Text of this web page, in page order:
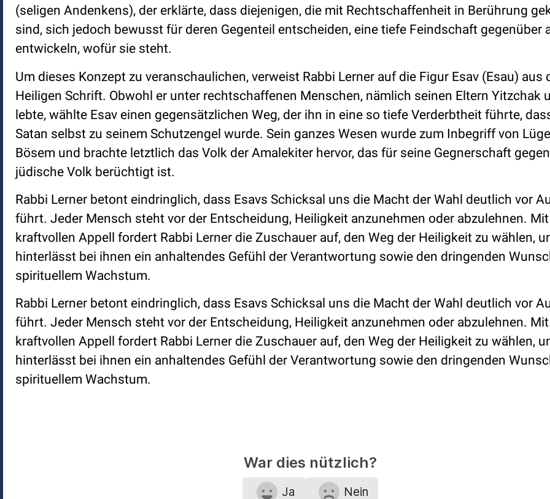
(seligen Andenkens), der erklärte, dass diejenigen, die mit Rechtschaffenheit in Berührung
sind, sich jedoch bewusst für deren Gegenteil entscheiden, eine tiefe Feindschaft gegenüber
entwickeln, wofür sie steht.
Um dieses Konzept zu veranschaulichen, verweist Rabbi Lerner auf die Figur Esav (Esau) aus
Heiligen Schrift. Obwohl er unter rechtschaffenen Menschen, nämlich seinen Eltern Yitzchak
lebte, wählte Esav einen gegensätzlichen Weg, der ihn in eine so tiefe Verderbtheit führte,
Satan selbst zu seinem Schutzengel wurde. Sein ganzes Wesen wurde zum Inbegriff von
Bösem und brachte letztlich das Volk der Amalekiter hervor, das für seine Gegnerschaft
jüdische Volk berüchtigt ist.
Rabbi Lerner betont eindringlich, dass Esavs Schicksal uns die Macht der Wahl deutlich vor
führt. Jeder Mensch steht vor der Entscheidung, Heiligkeit anzunehmen oder abzulehnen.
kraftvollen Appell fordert Rabbi Lerner die Zuschauer auf, den Weg der Heiligkeit zu wählen,
hinterlässt bei ihnen ein anhaltendes Gefühl der Verantwortung sowie den dringenden
spirituellem Wachstum.
Rabbi Lerner betont eindringlich, dass Esavs Schicksal uns die Macht der Wahl deutlich vor
führt. Jeder Mensch steht vor der Entscheidung, Heiligkeit anzunehmen oder abzulehnen.
kraftvollen Appell fordert Rabbi Lerner die Zuschauer auf, den Weg der Heiligkeit zu wählen,
hinterlässt bei ihnen ein anhaltendes Gefühl der Verantwortung sowie den dringenden
spirituellem Wachstum.
War dies nützlich?
Ja Nein